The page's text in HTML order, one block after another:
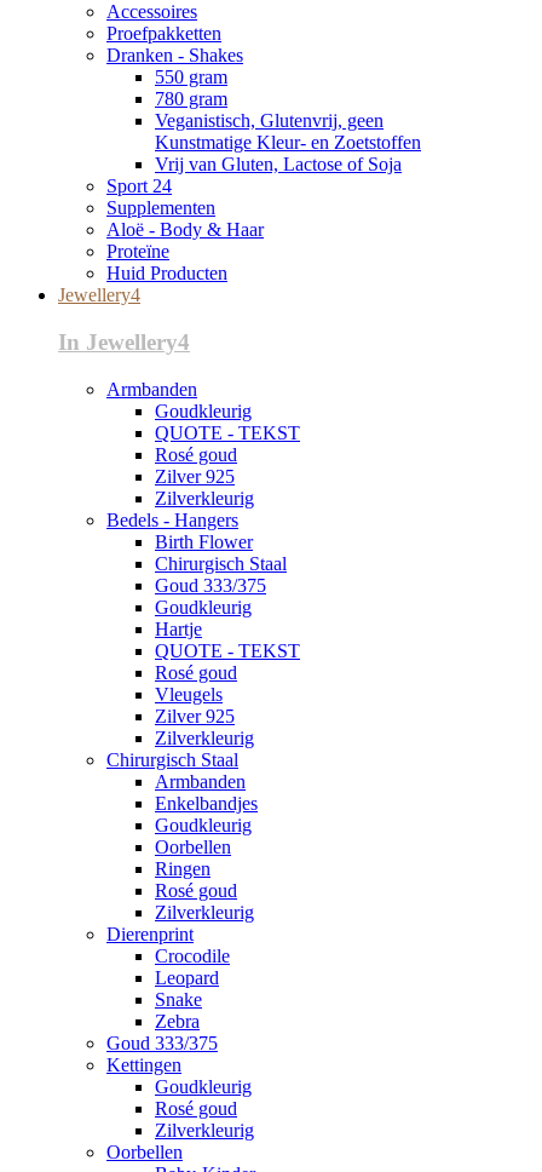
Accessoires
Proefpakketten
Dranken - Shakes
550 gram
780 gram
Veganistisch, Glutenvrij, geen
Kunstmatige Kleur- en Zoetstoffen
Vrij van Gluten, Lactose of Soja
Sport 24
Supplementen
Aloë - Body & Haar
Proteïne
Huid Producten
Jewellery4
In Jewellery4
Armbanden
Goudkleurig
QUOTE - TEKST
Rosé goud
Zilver 925
Zilverkleurig
Bedels - Hangers
Birth Flower
Chirurgisch Staal
Goud 333/375
Goudkleurig
Hartje
QUOTE - TEKST
Rosé goud
Vleugels
Zilver 925
Zilverkleurig
Chirurgisch Staal
Armbanden
Enkelbandjes
Goudkleurig
Oorbellen
Ringen
Rosé goud
Zilverkleurig
Dierenprint
Crocodile
Leopard
Snake
Zebra
Goud 333/375
Kettingen
Goudkleurig
Rosé goud
Zilverkleurig
Oorbellen